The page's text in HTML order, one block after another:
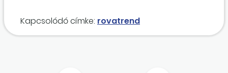
Kapcsolódó címke: rovatrend